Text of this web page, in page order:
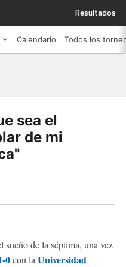
Resultados
Calendario Todos los
sea el
de mi
sueño de la séptima, una vez
0con la Universidad